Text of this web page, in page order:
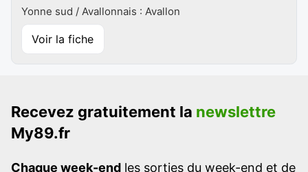
Yonne sud / Avallonnais : Avallon
Voir la fiche
Recevez gratuitement la newslettre
My89.fr
Chaque week-end les sorties du week-end et de